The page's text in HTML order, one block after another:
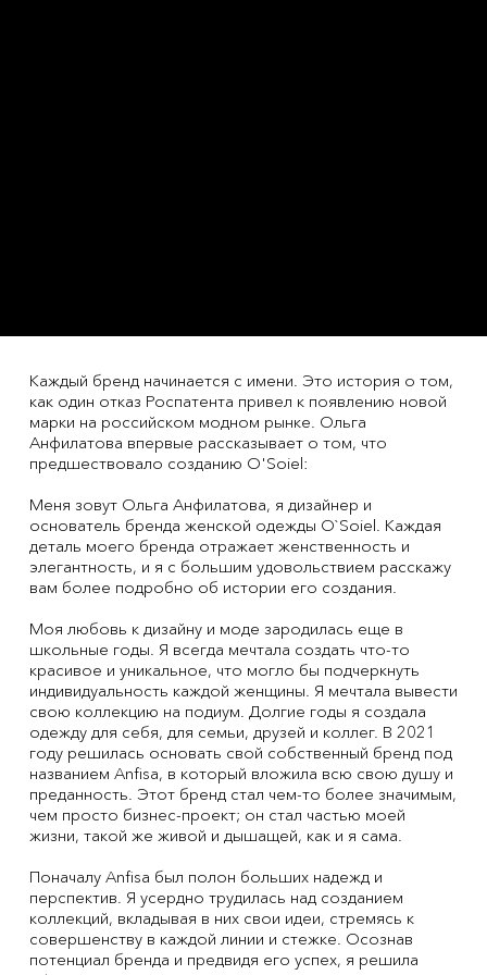
Каждый бренд начинается с имени. Это история о том,
как один отказ Роспатента привел к появлению новой
марки на российском модном рынке. Ольга
Анфилатова впервые рассказывает о том, что
предшествовало созданию O'Soiel:
Меня зовут Ольга Анфилатова, я дизайнер и
основатель бренда женской одежды O`Soiel. Каждая
деталь моего бренда отражает женственность и
элегантность, и я с большим удовольствием расскажу
вам более подробно об истории его создания.
Моя любовь к дизайну и моде зародилась еще в
школьные годы. Я всегда мечтала создать что-то
красивое и уникальное, что могло бы подчеркнуть
индивидуальность каждой женщины. Я мечтала вывести
свою коллекцию на подиум. Долгие годы я создала
одежду для себя, для семьи, друзей и коллег. В 2021
году решилась основать свой собственный бренд под
названием Anfisa, в который вложила всю свою душу и
преданность. Этот бренд стал чем-то более значимым,
чем просто бизнес-проект; он стал частью моей
жизни, такой же живой и дышащей, как и я сама.
Поначалу Anfisa был полон больших надежд и
перспектив. Я усердно трудилась над созданием
коллекций, вкладывая в них свои идеи, стремясь к
совершенству в каждой линии и стежке. Осознав
потенциал бренда и предвидя его успех, я решила